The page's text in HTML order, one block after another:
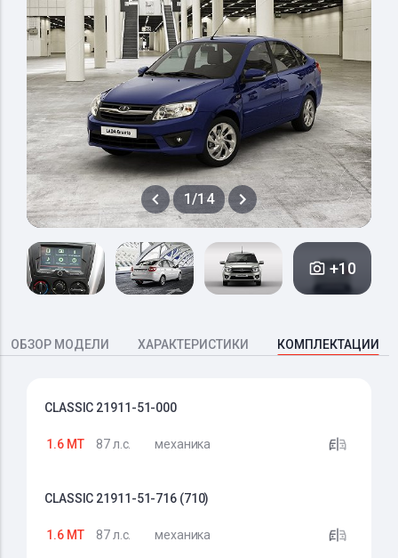
1/14
+10
ОБЗОР МОДЕЛИ ХАРАКТЕРИСТИКИ КОМПЛЕКТАЦИИ
CLASSIC 21911-51-000
1.6 MT 87 л.с. механика
CLASSIC 21911-51-716 (710)
1.6 MT 87 л.с. механика